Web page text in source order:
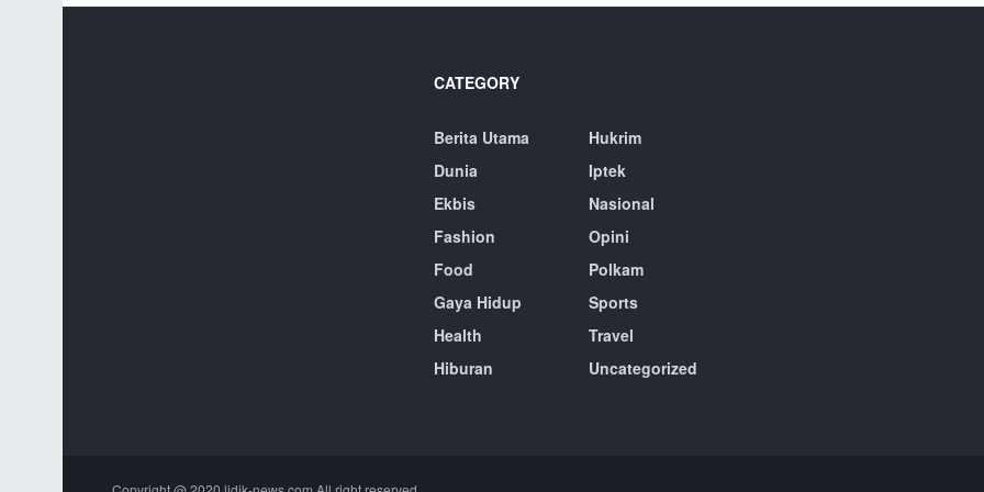
CATEGORY
Berita Utama
Dunia
Ekbis
Fashion
Food
Gaya Hidup
Health
Hiburan
Hukrim
Iptek
Nasional
Opini
Polkam
Sports
Travel
Uncategorized